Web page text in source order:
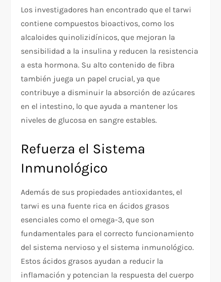
Los investigadores han encontrado que el tarwi
contiene compuestos bioactivos, como los
alcaloides quinolizidínicos, que mejoran la
sensibilidad a la insulina y reducen la resistencia
a esta hormona. Su alto contenido de fibra
también juega un papel crucial, ya que
contribuye a disminuir la absorción de azúcares
en el intestino, lo que ayuda a mantener los
niveles de glucosa en sangre estables.
Refuerza el Sistema
Inmunológico
Además de sus propiedades antioxidantes, el
tarwi es una fuente rica en ácidos grasos
esenciales como el omega-3, que son
fundamentales para el correcto funcionamiento
del sistema nervioso y el sistema inmunológico.
Estos ácidos grasos ayudan a reducir la
inflamación y potencian la respuesta del cuerpo